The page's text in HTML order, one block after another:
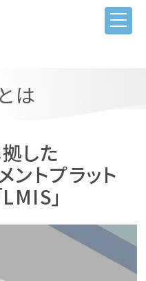
は
した
ントプラット
」